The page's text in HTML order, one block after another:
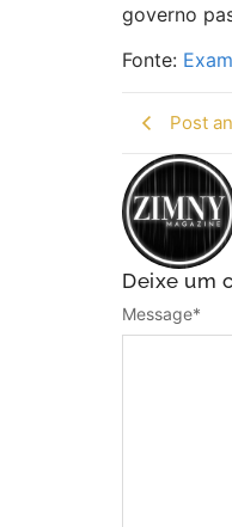
governo
Fonte:
Post
Deixe um
Message*